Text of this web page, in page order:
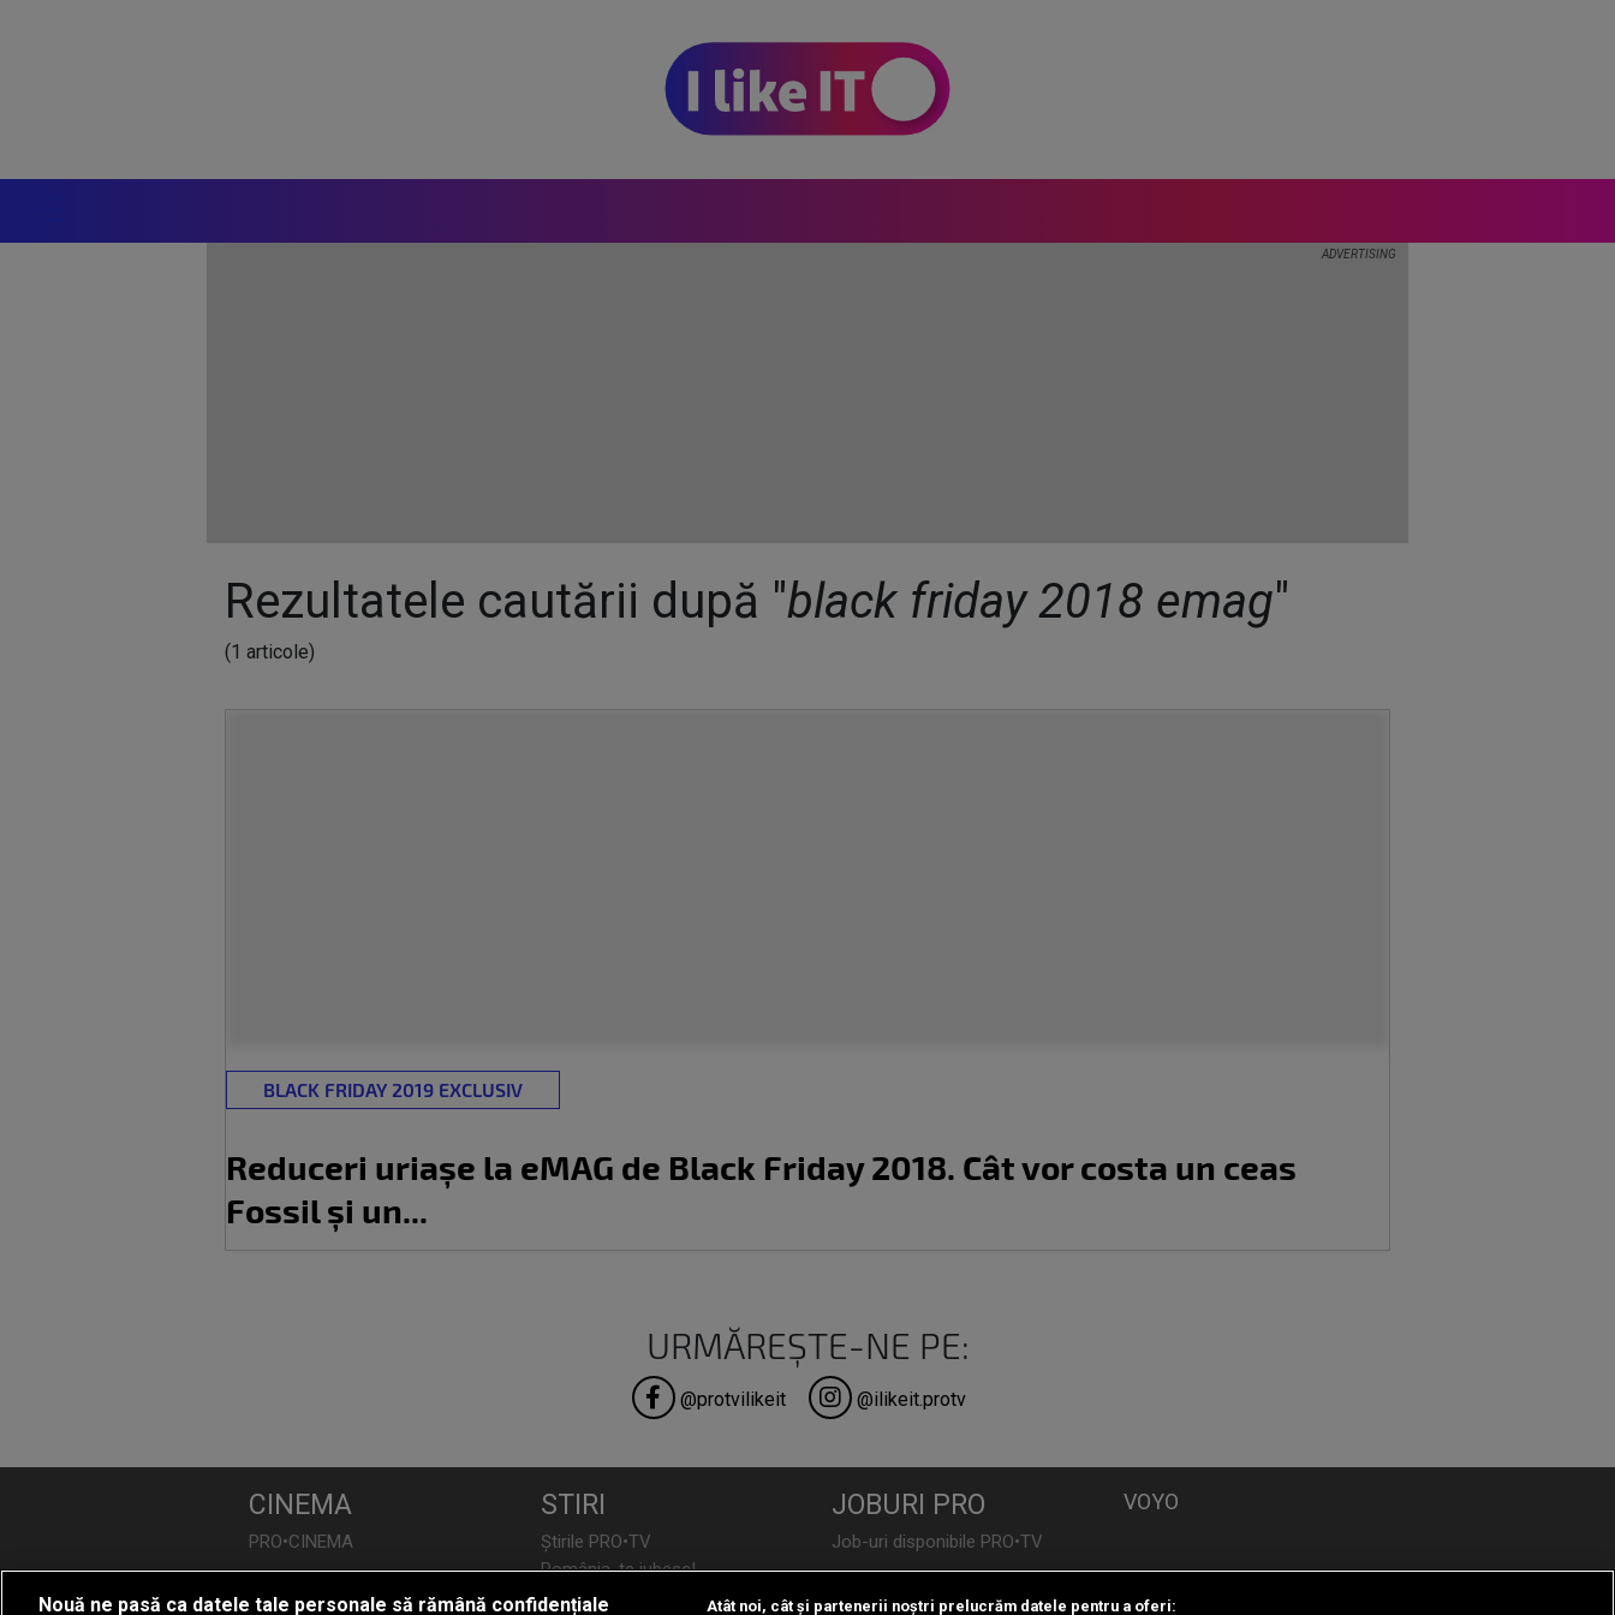
Rezultatele cautării după "black friday 2018 emag"
(1 articole)
BLACK FRIDAY 2019 EXCLUSIV
Reduceri uriașe la eMAG de Black Friday 2018. Cât vor costa un ceas
Fossil și un...
URMĂREȘTE-NE PE:
@protvilikeit @ilikeit.protv
CINEMA
PRO•CINEMA
STIRI
Știrile PRO•TV
România, te iubesc!
JOBURI PRO
Job-uri disponibile PRO•TV
VOYO
Nouă ne pasă ca datele tale personale să rămână confidențiale Atât noi, cât și partenerii noștri prelucrăm datele pentru a oferi: